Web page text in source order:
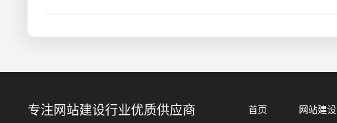
专注网站建设行业优质供应商 首页 网站建设